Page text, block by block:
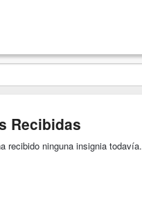
Recibidas
recibido ninguna insignia todavía.